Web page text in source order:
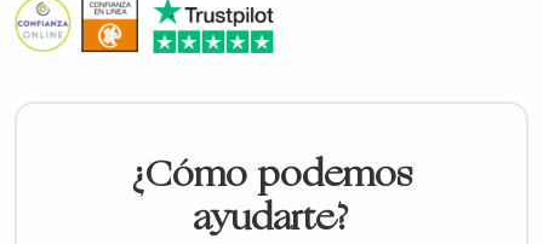
¿Cómo podemos
ayudarte?